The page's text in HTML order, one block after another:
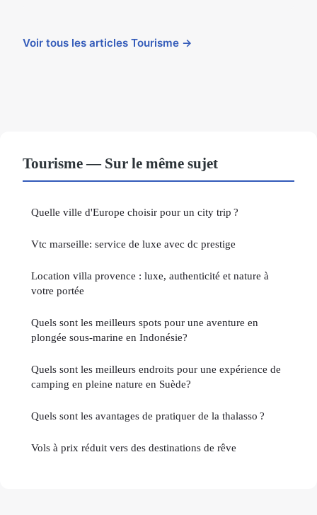
Voir tous les articles Tourisme →
Tourisme — Sur le même sujet
Quelle ville d'Europe choisir pour un city trip ?
Vtc marseille: service de luxe avec dc prestige
Location villa provence : luxe, authenticité et nature à
votre portée
Quels sont les meilleurs spots pour une aventure en
plongée sous-marine en Indonésie?
Quels sont les meilleurs endroits pour une expérience de
camping en pleine nature en Suède?
Quels sont les avantages de pratiquer de la thalasso ?
Vols à prix réduit vers des destinations de rêve